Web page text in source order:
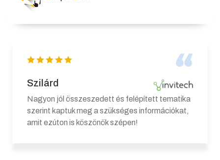
Szilárd
Nagyon jól összeszedett és felépített tematika
szerint kaptuk meg a szükséges információkat,
amit ezúton is köszönök szépen!